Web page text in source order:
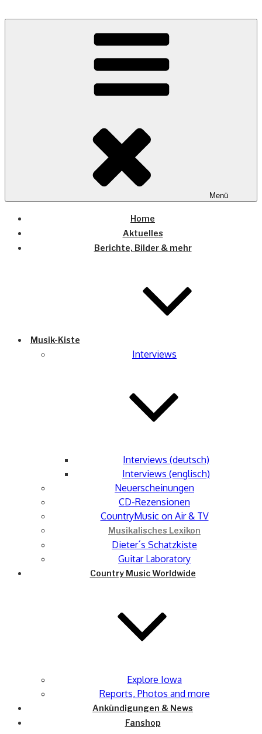
COUNTRYHOME
Wo die (Country-) Musik Zuhause ist
Menü
Home
Aktuelles
Berichte, Bilder & mehr
Musik-Kiste
Interviews
Interviews (deutsch)
Interviews (englisch)
Neuerscheinungen
CD-Rezensionen
CountryMusic on Air & TV
Musikalisches Lexikon
Dieter´s Schatzkiste
Guitar Laboratory
Country Music Worldwide
Explore Iowa
Reports, Photos and more
Ankündigungen & News
Fanshop